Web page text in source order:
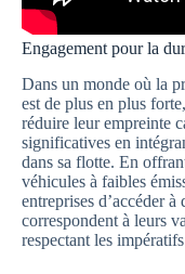
Engagement pour la
Dans un monde où la
est de plus en plus
réduire leur empreinte
significatives en
dans sa flotte. En
véhicules à faibles
entreprises d’accéder
correspondent à leurs
respectant les